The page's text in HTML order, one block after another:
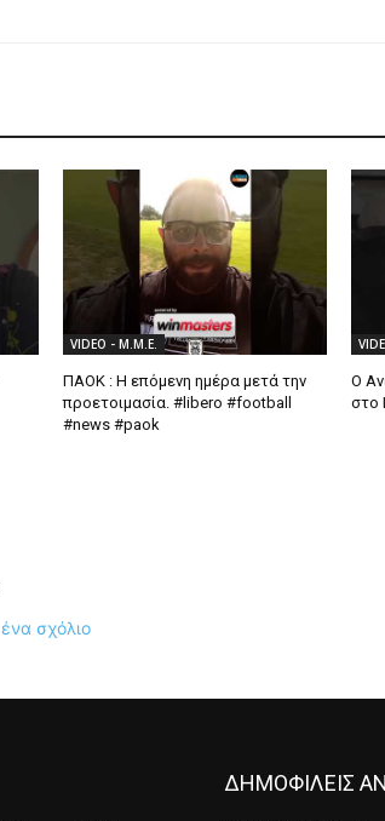
VIDEO - Μ.Μ.Ε.
ΠΑΟΚ : Η επόμενη ημέρα μετά την
προετοιμασία. #libero #football
#news #paok
Ο
στο
σχόλιο
ΔΗΜΟΦΙΛΕΙΣ